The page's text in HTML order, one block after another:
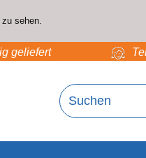
sehen.
geliefert